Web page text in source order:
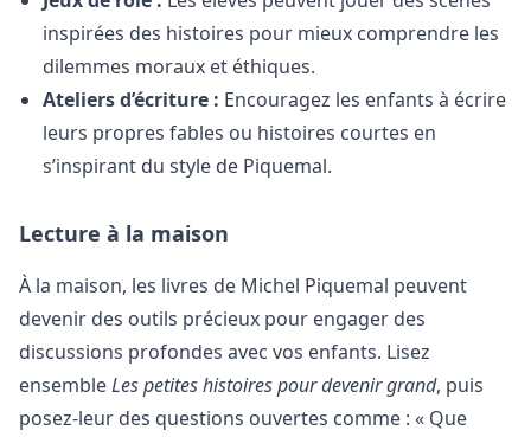
inspirées des histoires pour mieux comprendre les
dilemmes moraux et éthiques.
Ateliers d’écriture : Encouragez les enfants à écrire
leurs propres fables ou histoires courtes en
s’inspirant du style de Piquemal.
Lecture à la maison
À la maison, les livres de Michel Piquemal peuvent
devenir des outils précieux pour engager des
discussions profondes avec vos enfants. Lisez
ensembleLes petites histoires pour devenir grand, puis
posez-leur des questions ouvertes comme : « Que